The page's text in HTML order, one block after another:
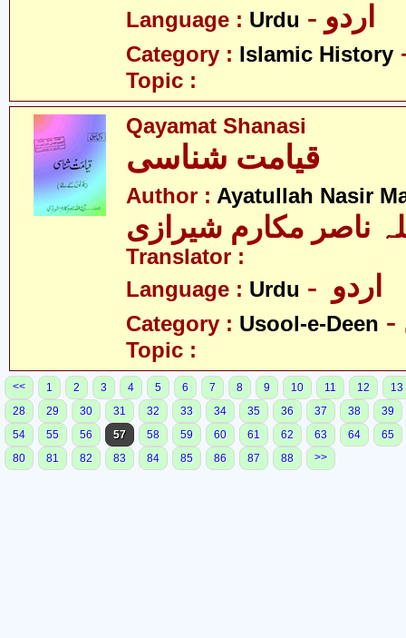
Language : Urdu - اردو
Category : Islamic History
Topic :
Qayamat Shanasi
قیامت شناسی
Author : Ayatullah Nasir
ناصر مکارم شیرازی
Translator :
Language : Urdu
Category : Usool-e-Deen
Topic :
<< 1 2 3 4 5 6 7 8 9 10 11 12
13
28
29 30 31 32 33 34 35 36 37 38
39
54
55 56 57 58 59 60 61 62 63 64
65
80
81 82 83 84 85 86 87 88 >>